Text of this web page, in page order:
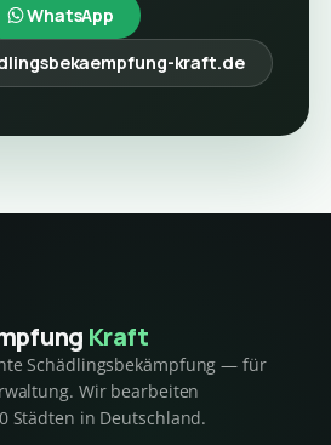
WhatsApp
kraft.de
Kraft
Schädlingsbekämpfung — für
Wir bearbeiten
Städten in Deutschland.